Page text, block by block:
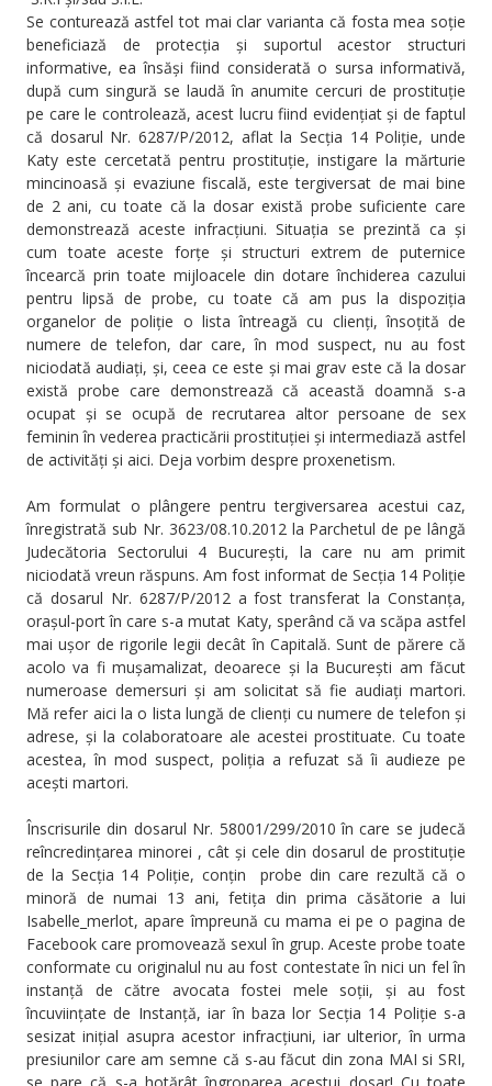
Se conturează astfel tot mai clar varianta că fosta mea soție
beneficiază de protecția și suportul acestor structuri
informative, ea însăși fiind considerată o sursa informativă,
după cum singură se laudă în anumite cercuri de prostituție
pe care le controlează, acest lucru fiind evidențiat și de faptul
că dosarul Nr. 6287/P/2012, aflat la Secția 14 Poliție, unde
Katy este cercetată pentru prostituție, instigare la mărturie
mincinoasă și evaziune fiscală, este tergiversat de mai bine
de 2 ani, cu toate că la dosar există probe suficiente care
demonstrează aceste infracțiuni. Situația se prezintă ca și
cum toate aceste forțe și structuri extrem de puternice
încearcă prin toate mijloacele din dotare închiderea cazului
pentru lipsă de probe, cu toate că am pus la dispoziția
organelor de poliție o lista întreagă cu clienți, însoțită de
numere de telefon, dar care, în mod suspect, nu au fost
niciodată audiați, și, ceea ce este și mai grav este că la dosar
există probe care demonstrează că această doamnă s-a
ocupat și se ocupă de recrutarea altor persoane de sex
feminin în vederea practicării prostituției și intermediază astfel
de activități și aici. Deja vorbim despre proxenetism.
Am formulat o plângere pentru tergiversarea acestui caz,
înregistrată sub Nr. 3623/08.10.2012 la Parchetul de pe lângă
Judecătoria Sectorului 4 București, la care nu am primit
niciodată vreun răspuns. Am fost informat de Secția 14 Poliție
că dosarul Nr. 6287/P/2012 a fost transferat la Constanța,
orașul-port în care s-a mutat Katy, sperând că va scăpa astfel
mai ușor de rigorile legii decât în Capitală. Sunt de părere că
acolo va fi mușamalizat, deoarece și la București am făcut
numeroase demersuri și am solicitat să fie audiați martori.
Mă refer aici la o lista lungă de clienți cu numere de telefon și
adrese, și la colaboratoare ale acestei prostituate. Cu toate
acestea, în mod suspect, poliția a refuzat să îi audieze pe
acești martori.
Înscrisurile din dosarul Nr. 58001/299/2010 în care se judecă
reîncredințarea minorei , cât și cele din dosarul de prostituție
de la Secția 14 Poliție, conțin probe din care rezultă că o
minoră de numai 13 ani, fetița din prima căsătorie a lui
Isabelle_merlot, apare împreună cu mama ei pe o pagina de
Facebook care promovează sexul în grup. Aceste probe toate
conformate cu originalul nu au fost contestate în nici un fel în
instanță de către avocata fostei mele soții, și au fost
încuviințate de Instanță, iar în baza lor Secția 14 Poliție s-a
sesizat inițial asupra acestor infracțiuni, iar ulterior, în urma
presiunilor care am semne că s-au făcut din zona MAI si SRI,
se pare că s-a hotărât îngroparea acestui dosar! Cu toate